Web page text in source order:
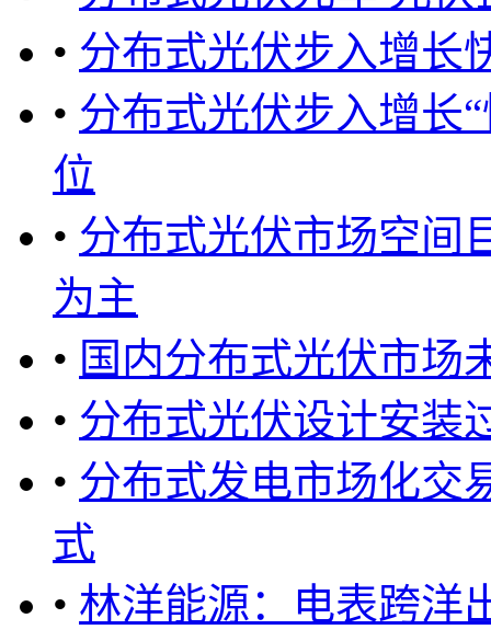
• 分布式光伏步入增长
• 分布式光伏步入增长
位
• 分布式光伏市场空间
为主
• 国内分布式光伏市场
• 分布式光伏设计安装
• 分布式发电市场化交
式
• 林洋能源：电表跨洋